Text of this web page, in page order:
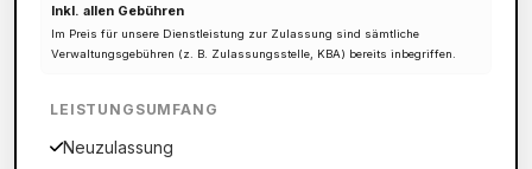
Inkl. allen Gebühren
Im Preis für unsere Dienstleistung zur Zulassung sind sämtliche
Verwaltungsgebühren (z. B. Zulassungsstelle, KBA) bereits inbegriffen.
LEISTUNGSUMFANG
Neuzulassung